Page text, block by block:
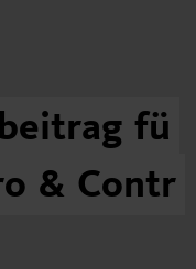
fü
& Contr